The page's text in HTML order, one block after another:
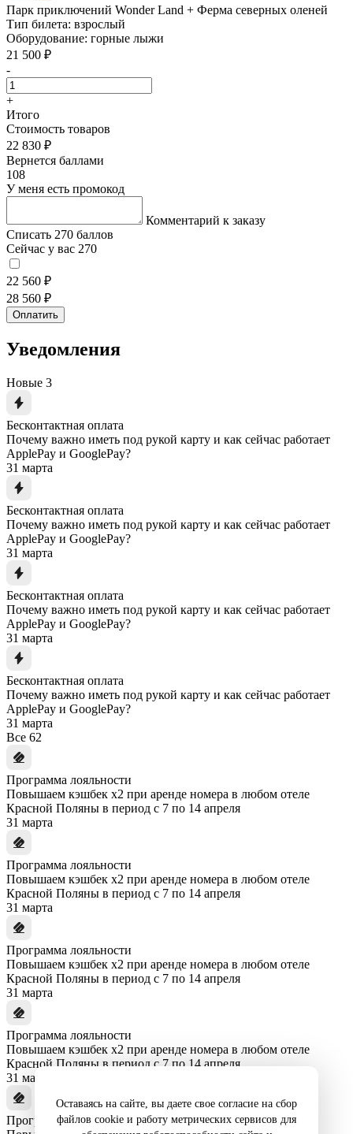
Оставаясь на сайте, вы даете свое согласие на сбор
файлов cookie и работу метрических сервисов для
Парк приключений Wonder Land + Ферма северных оленей
Тип билета: взрослый
Оборудование: горные лыжи
21 500 ₽
-
+
Итого
Стоимость товаров
22 830 ₽
Вернется баллами
108
У меня есть промокод
Комментарий к заказу
Списать 270 баллов
Сейчас у вас 270
22 560 ₽
28 560 ₽
Оплатить
Уведомления
Новые 3
Бесконтактная оплата
Почему важно иметь под рукой карту и как сейчас работает
ApplePay и GooglePay?
31 марта
Бесконтактная оплата
Почему важно иметь под рукой карту и как сейчас работает
ApplePay и GooglePay?
31 марта
Бесконтактная оплата
Почему важно иметь под рукой карту и как сейчас работает
ApplePay и GooglePay?
31 марта
Бесконтактная оплата
Почему важно иметь под рукой карту и как сейчас работает
ApplePay и GooglePay?
31 марта
Все 62
Программа лояльности
Повышаем кэшбек x2 при аренде номера в любом отеле
Красной Поляны в период с 7 по 14 апреля
31 марта
Программа лояльности
Повышаем кэшбек x2 при аренде номера в любом отеле
Красной Поляны в период с 7 по 14 апреля
31 марта
Программа лояльности
Повышаем кэшбек x2 при аренде номера в любом отеле
Красной Поляны в период с 7 по 14 апреля
31 марта
Программа лояльности
Повышаем кэшбек x2 при аренде номера в любом отеле
Красной Поляны в период с 7 по 14 апреля
31 марта
Программа лояльности